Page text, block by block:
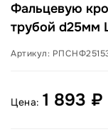
Фальцевую
трубой d25мм
Артикул:
Цена: 1 893 ₽